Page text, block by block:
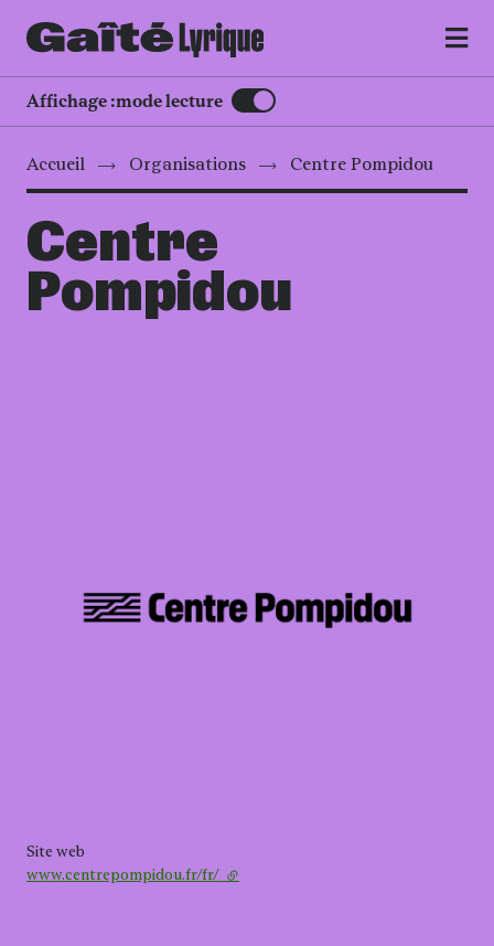
MENU
Affichage :mode lecture
Accueil Organisations Centre Pompidou
Centre
Pompidou
Site web
www.centrepompidou.fr/fr/ - lien externe